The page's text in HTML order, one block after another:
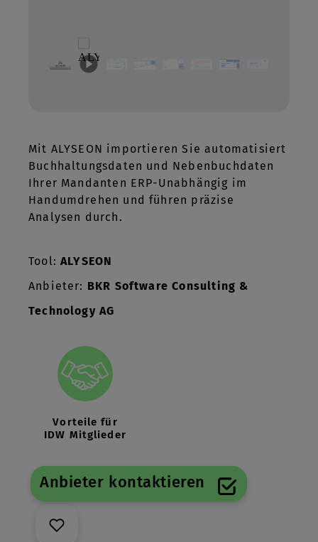
Mit ALYSEON importieren Sie automatisiert
Buchhaltungsdaten und Nebenbuchdaten
Ihrer Mandanten ERP-Unabhängig im
Handumdrehen und führen präzise
Analysen durch.
Tool:ALYSEON
Anbieter: BKR Software Consulting &
Technology AG
Vorteile für
IDW Mitglieder
Anbieter kontaktieren